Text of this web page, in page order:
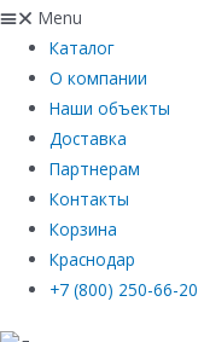
Menu
Каталог
О компании
Наши объекты
Доставка
Партнерам
Контакты
Корзина
Краснодар
+7 (800) 250-66-20